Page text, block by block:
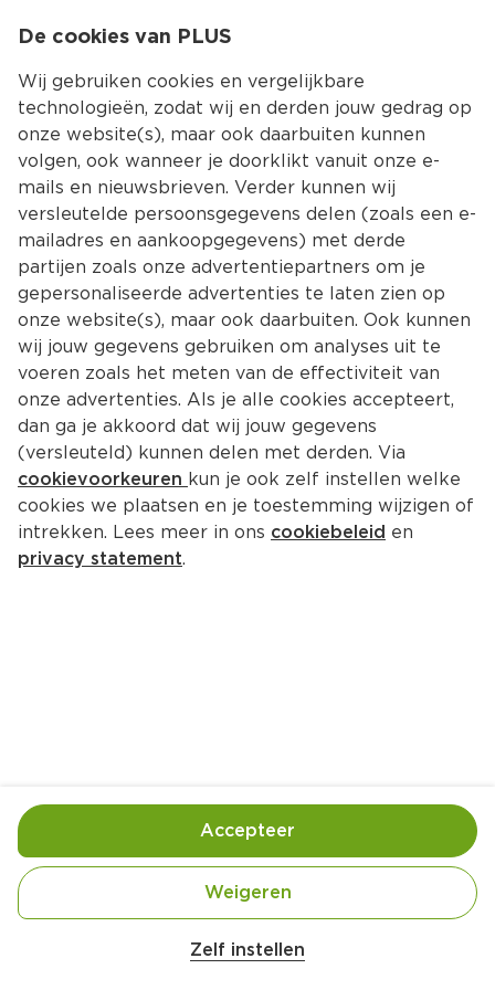
Kies jouw
Ingrediënten Bereiding
De cookies van PLUS
Wij gebruiken cookies en vergelijkbare
technologieën, zodat wij en derden jouw gedrag op
onze website(s), maar ook daarbuiten kunnen
volgen, ook wanneer je doorklikt vanuit onze e-
mails en nieuwsbrieven. Verder kunnen wij
versleutelde persoonsgegevens delen (zoals een e-
mailadres en aankoopgegevens) met derde
partijen zoals onze advertentiepartners om je
gepersonaliseerde advertenties te laten zien op
onze website(s), maar ook daarbuiten. Ook kunnen
wij jouw gegevens gebruiken om analyses uit te
voeren zoals het meten van de effectiviteit van
onze advertenties. Als je alle cookies accepteert,
dan ga je akkoord dat wij jouw gegevens
(versleuteld) kunnen delen met derden. Via
cookievoorkeuren kun je ook zelf instellen welke
cookies we plaatsen en je toestemming wijzigen of
intrekken. Lees meer in ons cookiebeleid en
privacy statement.
Zelf instellen
Weigeren
Accepteer